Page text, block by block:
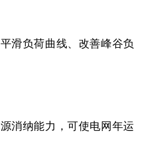
滑负荷曲线、改善峰谷负
消纳能力，可使电网年运